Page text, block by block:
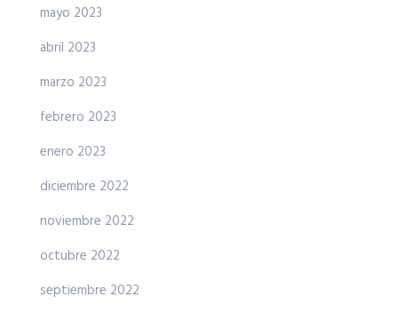
mayo 2023
abril 2023
marzo 2023
febrero 2023
enero 2023
diciembre 2022
noviembre 2022
octubre 2022
septiembre 2022